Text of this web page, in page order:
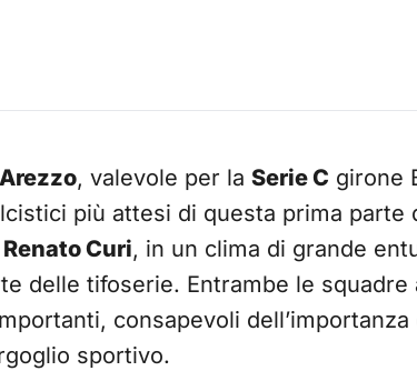
Arezzo, valevole per la Serie C girone
più attesi di questa prima parte
Renato Curi, in un clima di grande
delle tifoserie. Entrambe le squadre
consapevoli
sportivo.